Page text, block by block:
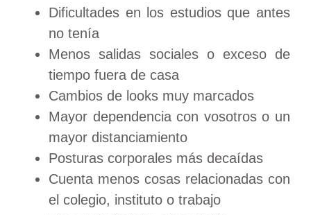
Dificultades en los estudios que antes
no tenía
Menos salidas sociales o exceso de
tiempo fuera de casa
Cambios de looks muy marcados
Mayor dependencia con vosotros o un
mayor distanciamiento
Posturas corporales más decaídas
Cuenta menos cosas relacionadas con
el colegio, instituto o trabajo